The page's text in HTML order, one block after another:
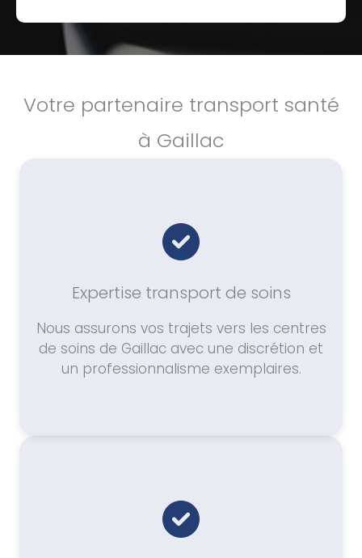
Votre partenaire transport santé
à Gaillac
Expertise transport de soins
Nous assurons vos trajets vers les centres
de soins de Gaillac avec une discrétion et
un professionnalisme exemplaires.